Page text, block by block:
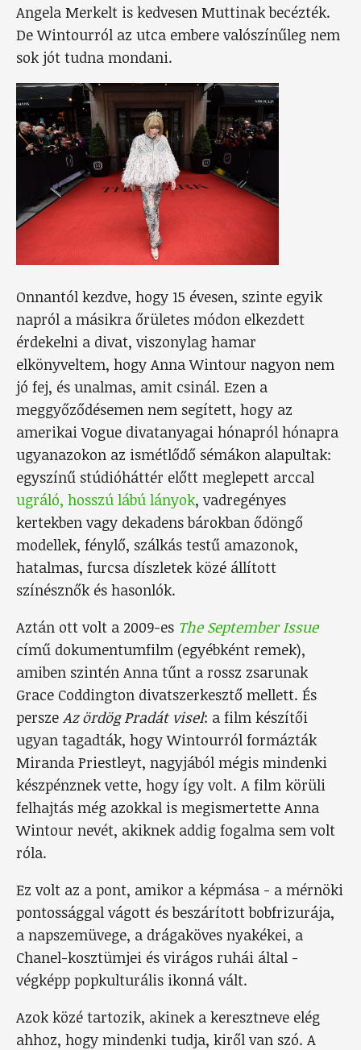
Angela Merkelt is kedvesen Muttinak becézték.
De Wintourról az utca embere valószínűleg nem
sok jót tudna mondani.
Onnantól kezdve, hogy 15 évesen, szinte egyik
napról a másikra őrületes módon elkezdett
érdekelni a divat, viszonylag hamar
elkönyveltem, hogy Anna Wintour nagyon nem
jó fej, és unalmas, amit csinál. Ezen a
meggyőződésemen nem segített, hogy az
amerikai Vogue divatanyagai hónapról hónapra
ugyanazokon az ismétlődő sémákon alapultak:
egyszínű stúdióháttér előtt meglepett arccal
ugráló, hosszú lábú lányok, vadregényes
kertekben vagy dekadens bárokban ődöngő
modellek, fénylő, szálkás testű amazonok,
hatalmas, furcsa díszletek közé állított
színésznők és hasonlók.
Aztán ott volt a 2009-es The September Issue
című dokumentumfilm (egyébként remek),
amiben szintén Anna tűnt a rossz zsarunak
Grace Coddington divatszerkesztő mellett. És
persze Az ördög Pradát visel: a film készítői
ugyan tagadták, hogy Wintourról formázták
Miranda Priestleyt, nagyjából mégis mindenki
készpénznek vette, hogy így volt. A film körüli
felhajtás még azokkal is megismertette Anna
Wintour nevét, akiknek addig fogalma sem volt
róla.
Ez volt az a pont, amikor a képmása - a mérnöki
pontossággal vágott és beszárított bobfrizurája,
a napszemüvege, a drágaköves nyakékei, a
Chanel-kosztümjei és virágos ruhái által -
végképp popkulturális ikonná vált.
Azok közé tartozik, akinek a keresztneve elég
ahhoz, hogy mindenki tudja, kiről van szó. A